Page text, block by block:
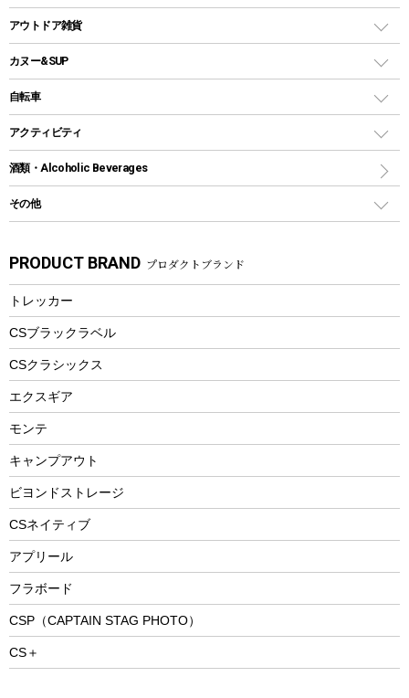
パラソル
テントアクセサリー
ペグ
グランドシート
ガイドロープ
ツール
鉄板、アミ
焚き火台&ストーブ
火起こし
バーベキューツール
クッカーセット
シェラカップ
クッキングツール
ナイフ
カトラリー
マグカップ、カップ
ステンレスボトル
フードボトル
トレー
ランチョンマット
ランチボックス
コップ付きタイプ
ワンタッチタイプ
プラスチックボトル
ディズニーボトル
クーラーバッグ
ウォータージャグ
保冷剤
アウトドアキャリー
アウトドア雑貨
バックパック&バッグ
リュック、バックパック
トートバッグ、サコッシュ
ショッピングキャリー
その他アウトドア雑貨
スプレー関係
ツール、他
カヌー&SUP
インフレータブル
カヤック
パドル
ヘルメット
エアーポンプ
アクセサリー
自転車
折りたたみ自転車
スポーツサイクル
シティサイクル
自転車ウェア
アクティビティ
マリン
ラッシュガード
パラソル
フローティングベスト
ヘルメット
エアーポンプ
ビーチテント
ウィンター
スノーシュー
防寒ウェア
トレッキング
トレッキングアクセサリー
プレイグッズ
ウェルネス
酒類・Alcoholic Beverages
その他
湯たんぽ
防災用品
PRODUCT BRAND プロダクトブランド
トレッカー
CSブラックラベル
CSクラシックス
エクスギア
モンテ
キャンプアウト
ビヨンドストレージ
CSネイティブ
アプリール
フラボード
CSP（CAPTAIN STAG PHOTO）
CS＋